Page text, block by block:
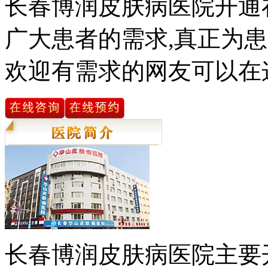
长春博润皮肤病医院开
广大患者的需求,真正为
欢迎有需求的网友可以
长春博润皮肤病医院主